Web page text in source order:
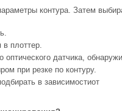
контура. Затем
в плоттер.
датчика,
при резке по контуру.
в зависимостиот